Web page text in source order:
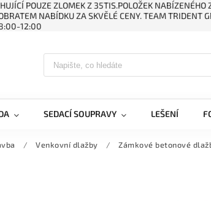
POUZE ZLOMEK Z 35TIS.POLOŽEK NABÍZENÉHO
NABÍDKU ZA SKVĚLÉ CENY. TEAM TRIDENT
8:00-12:00
SEDACÍ SOUPRAVY LEŠENÍ
/ Venkovní dlažby / Zámkové betonové